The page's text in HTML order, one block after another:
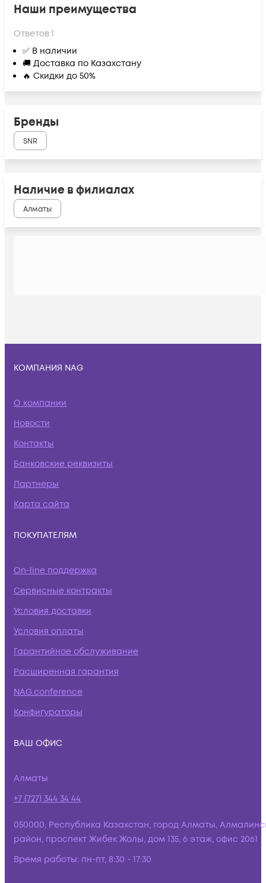
Наши преимущества
Ответов:1
✅ В наличии
🚚 Доставка по Казахстану
🔥 Скидки до 50%
Бренды
SNR
Наличие в филиалах
Алматы
КОМПАНИЯ NAG
О компании
Новости
Контакты
Банковские реквизиты
Партнеры
Карта сайта
ПОКУПАТЕЛЯМ
On-line поддержка
Сервисные контракты
Условия доставки
Условия оплаты
Гарантийное обслуживание
Расширенная гарантия
NAG.conference
Конфигураторы
ВАШ ОФИС
Алматы
+7 (727) 344 34 44
050000, Республика Казахстан, город Алматы,
район, проспект Жибек Жолы, дом 135, 6 этаж, офис 2061
Время работы: пн-пт, 8:30 - 17:30